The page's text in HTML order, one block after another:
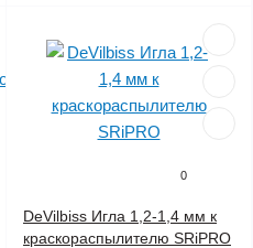
0
DeVilbiss Игла 1,2-1,4 мм к
краскораспылителю SRiPRO